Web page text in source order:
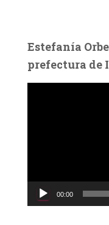
Estefanía
prefectura de
c
00:00